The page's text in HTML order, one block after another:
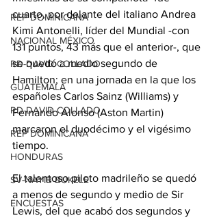
REP DOMINICANA
NACIONAL MÉXICO
RD-DAVID COLLADO
GUATEMALA
RD-DAVID COLLADO
REP DOMINICANA
HONDURAS
SV-NAYIB BUKELE
ENCUESTAS
cuarto, por delante del italiano Andrea
Kimi Antonelli, líder del Mundial -con
131 puntos, 43 más que el anterior-, que
se quedó a medio segundo de
Hamilton; en una jornada en la que los
españoles Carlos Sainz (Williams) y
Fernando Alonso (Aston Martin)
marcaron el duodécimo y el vigésimo
tiempo.
El talentoso piloto madrileño se quedó
a menos de segundo y medio de Sir
Lewis, del que acabó dos segundos y